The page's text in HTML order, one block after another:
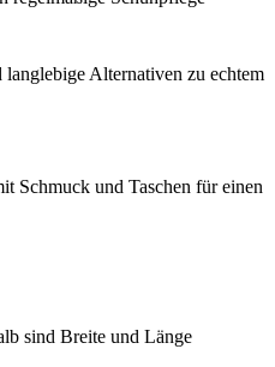
Alternativen zu echtem
Schmuck und Taschen für einen
sind Breite und Länge